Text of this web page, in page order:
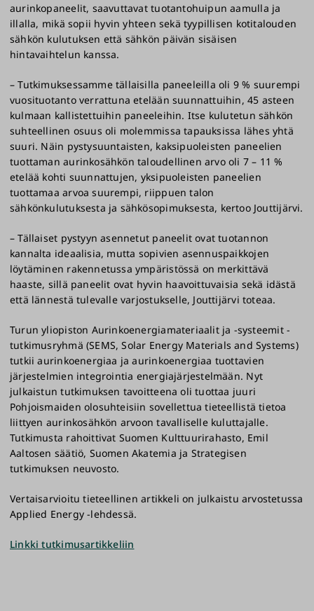
aurinkopaneelit, saavuttavat tuotantohuipun aamulla ja
illalla, mikä sopii hyvin yhteen sekä tyypillisen kotitalouden
sähkön kulutuksen että sähkön päivän sisäisen
hintavaihtelun kanssa.
– Tutkimuksessamme tällaisilla paneeleilla oli 9 % suurempi
vuosituotanto verrattuna etelään suunnattuihin, 45 asteen
kulmaan kallistettuihin paneeleihin. Itse kulutetun sähkön
suhteellinen osuus oli molemmissa tapauksissa lähes yhtä
suuri. Näin pystysuuntaisten, kaksipuoleisten paneelien
tuottaman aurinkosähkön taloudellinen arvo oli 7 – 11 %
etelää kohti suunnattujen, yksipuoleisten paneelien
tuottamaa arvoa suurempi, riippuen talon
sähkönkulutuksesta ja sähkösopimuksesta, kertoo Jouttijärvi.
– Tällaiset pystyyn asennetut paneelit ovat tuotannon
kannalta ideaalisia, mutta sopivien asennuspaikkojen
löytäminen rakennetussa ympäristössä on merkittävä
haaste, sillä paneelit ovat hyvin haavoittuvaisia sekä idästä
että lännestä tulevalle varjostukselle, Jouttijärvi toteaa.
Turun yliopiston Aurinkoenergiamateriaalit ja -systeemit -
tutkimusryhmä (SEMS, Solar Energy Materials and Systems)
tutkii aurinkoenergiaa ja aurinkoenergiaa tuottavien
järjestelmien integrointia energiajärjestelmään. Nyt
julkaistun tutkimuksen tavoitteena oli tuottaa juuri
Pohjoismaiden olosuhteisiin sovellettua tieteellistä tietoa
liittyen aurinkosähkön arvoon tavalliselle kuluttajalle.
Tutkimusta rahoittivat Suomen Kulttuurirahasto, Emil
Aaltosen säätiö, Suomen Akatemia ja Strategisen
tutkimuksen neuvosto.
Vertaisarvioitu tieteellinen artikkeli on julkaistu arvostetussa
Applied Energy -lehdessä.
Linkki tutkimusartikkeliin